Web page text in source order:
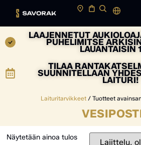
LAAJENNETUT
PUHELIMITSE
LAUANTAISIN
TILAA
SUUNNITELLAAN
LAITURI!
Laituritarvikkeet / Tuotteet
Näytetään ainoa tulos